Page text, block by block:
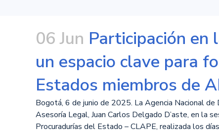
06 Jun ​​Participación en
un espacio clave para
Estados miembros de
Bogotá, 6 de junio de 2025. La Agencia Nacional
Asesoría Legal, Juan Carlos Delgado D’aste, en la
Procuradurías del Estado – CLAPE, realizada los